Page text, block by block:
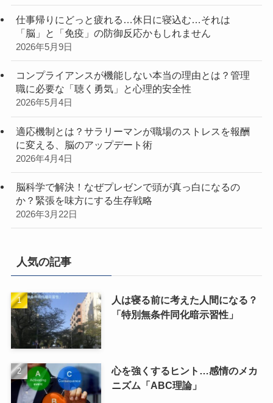
仕事帰りにどっと疲れる…休日に寝込む…それは
「脳」と「免疫」の防御反応かもしれません
2026年5月9日
コンプライアンスが機能しない本当の理由とは？管理
職に必要な「聴く勇気」と心理的安全性
2026年5月4日
適応機制とは？サラリーマンが職場のストレスを報酬
に変える、脳のアップデート術
2026年4月4日
脳科学で解決！なぜプレゼンで頭が真っ白になるの
か？緊張を味方にする生存戦略
2026年3月22日
人気の記事
人は寝る前に考えた人間になる？
「特別無条件同化暗示習性」
心を強くするヒント…感情のメカ
ニズム「ABC理論」